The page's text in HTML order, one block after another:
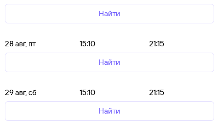
Найти
28 авг, пт 15:10
21:15
Найти
29 авг, сб 15:10
21:15
Найти